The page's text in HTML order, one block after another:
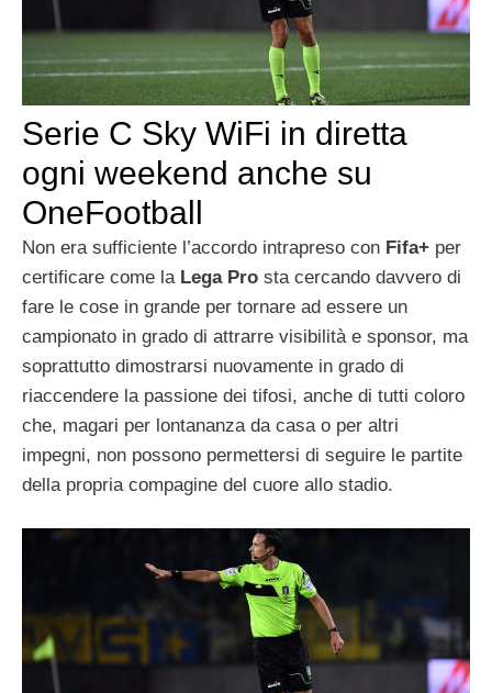
Serie C Sky WiFi in diretta
ogni weekend anche su
OneFootball
Non era sufficiente l’accordo intrapreso con Fifa+ per
certificare come la Lega Pro sta cercando davvero di
fare le cose in grande per tornare ad essere un
campionato in grado di attrarre visibilità e sponsor, ma
soprattutto dimostrarsi nuovamente in grado di
riaccendere la passione dei tifosi, anche di tutti coloro
che, magari per lontananza da casa o per altri
impegni, non possono permettersi di seguire le partite
della propria compagine del cuore allo stadio.